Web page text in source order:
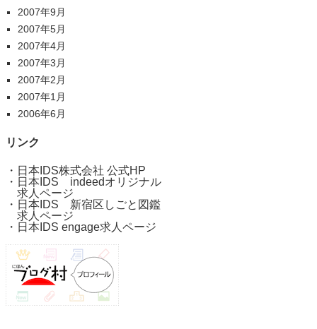
2007年9月
2007年5月
2007年4月
2007年3月
2007年2月
2007年1月
2006年6月
リンク
・ 日本IDS株式会社 公式HP
・ 日本IDS indeedオリジナル
求人ページ
・ 日本IDS 新宿区しごと図鑑
求人ページ
・ 日本IDS engage求人ページ